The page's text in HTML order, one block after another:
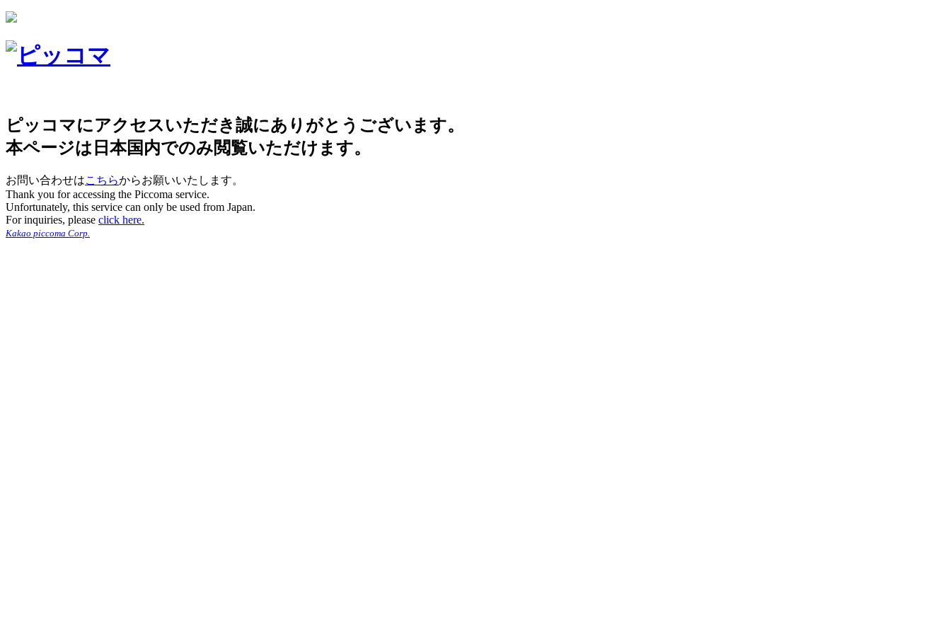
ピッコマにアクセスいただき誠にありがとうございます。
本ページは日本国内でのみ閲覧いただけます。
お問い合わせはこちらからお願いいたします。
Thank you for accessing the Piccoma service.
Unfortunately, this service can only be used from Japan.
For inquiries, please click here.
Kakao piccoma Corp.